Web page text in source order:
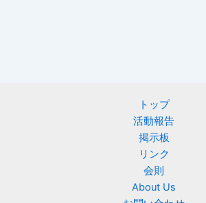
トップ
活動報告
掲示板
リンク
会則
About Us